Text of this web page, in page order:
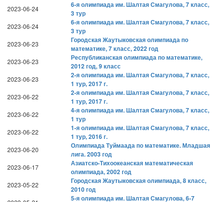
2023-06-24
6-я олимпиада им. Шалтая Смагулова, 7 класс,
3 тур
2023-06-24
6-я олимпиада им. Шалтая Смагулова, 7 класс,
3 тур
2023-06-23
Городская Жаутыковская олимпиада по
математике, 7 класс, 2022 год
2023-06-23
Республиканская олимпиада по математике,
2012 год, 9 класс
2023-06-23
2-я олимпиада им. Шалтая Смагулова, 7 класс,
1 тур, 2017 г.
2023-06-22
2-я олимпиада им. Шалтая Смагулова, 7 класс,
1 тур, 2017 г.
2023-06-22
4-я олимпиада им. Шалтая Смагулова, 7 класс,
1 тур
2023-06-22
1-я олимпиада им. Шалтая Смагулова, 7 класс,
1 тур, 2016 г.
2023-06-20
Олимпиада Туймаада по математике. Младшая
лига. 2003 год
2023-06-17
Азиатско-Тихоокеанская математическая
олимпиада, 2002 год
2023-05-22
Городская Жаутыковская олимпиада, 8 класс,
2010 год
5-я олимпиада им. Шалтая Смагулова, 6-7